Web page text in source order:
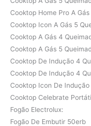
Cooktop Home Pro A
Cooktop Icon A Gás 5
Cooktop A Gás 4
Cooktop A Gás 5
Cooktop De Indução 4
Cooktop De Indução 4
Cooktop Icon De
Cooktop Celebrate
Fogão Electrolux:
Fogão De Embutir 50erb